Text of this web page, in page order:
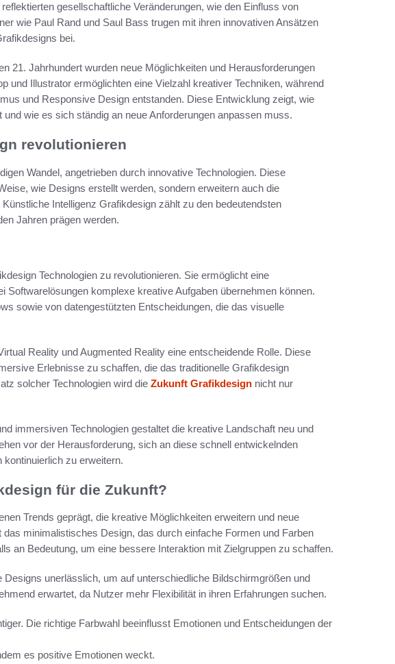
gesellschaftliche Veränderungen, wie den Einfluss von
wie Paul Rand und Saul Bass trugen mit ihren innovativen Ansätzen
bei.
21. Jahrhundert wurden neue Möglichkeiten und Herausforderungen
und Illustrator ermöglichten eine Vielzahl kreativer Techniken, während
und Responsive Design entstanden. Diese Entwicklung zeigt, wie
wie es sich ständig an neue Anforderungen anpassen muss.
revolutionieren
Wandel, angetrieben durch innovative Technologien. Diese
wie Designs erstellt werden, sondern erweitern auch die
Intelligenz Grafikdesign zählt zu den bedeutendsten
Jahren prägen werden.
Technologien zu revolutionieren. Sie ermöglicht eine
Softwarelösungen komplexe kreative Aufgaben übernehmen können.
sowie von datengestützten Entscheidungen, die das visuelle
Reality und Augmented Reality eine entscheidende Rolle. Diese
Erlebnisse zu schaffen, die das traditionelle Grafikdesign
solcher Technologien wird die Zukunft Grafikdesign nicht nur
immersiven Technologien gestaltet die kreative Landschaft neu und
vor der Herausforderung, sich an diese schnell entwickelnden
zu erweitern.
für die Zukunft?
Trends geprägt, die kreative Möglichkeiten erweitern und neue
minimalistisches Design, das durch einfache Formen und Farben
an Bedeutung, um eine bessere Interaktion mit Zielgruppen zu schaffen.
unerlässlich, um auf unterschiedliche Bildschirmgrößen und
erwartet, da Nutzer mehr Flexibilität in ihren Erfahrungen suchen.
Die richtige Farbwahl beeinflusst Emotionen und Entscheidungen der
es positive Emotionen weckt.